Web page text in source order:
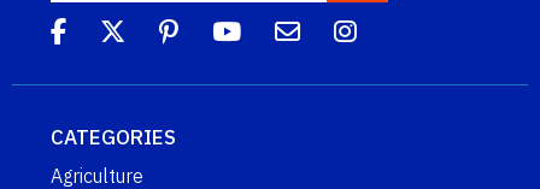
CATEGORIES
Agriculture